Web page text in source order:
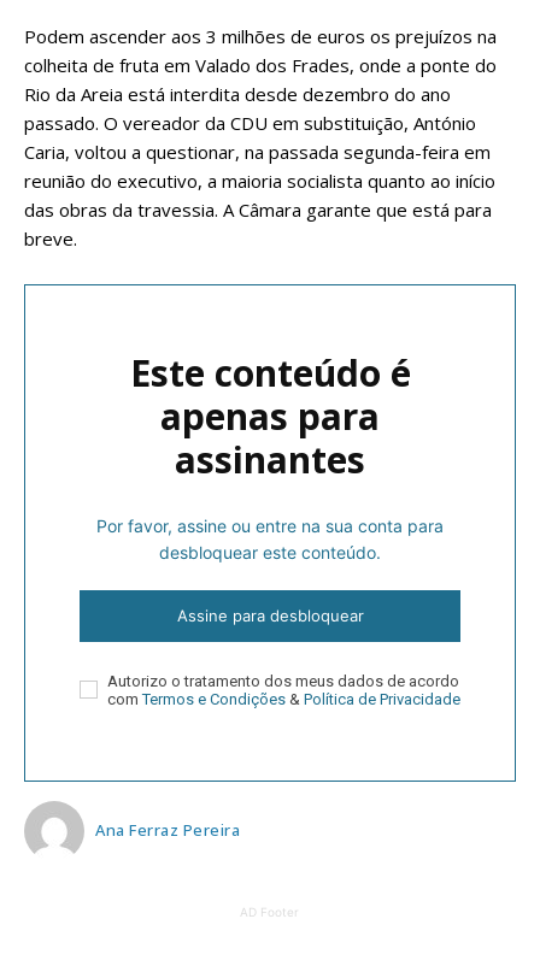
Podem ascender aos 3 milhões de euros os prejuízos na
colheita de fruta em Valado dos Frades, onde a ponte do
Rio da Areia está interdita desde dezembro do ano
passado. O vereador da CDU em substituição, António
Caria, voltou a questionar, na passada segunda-feira em
reunião do executivo, a maioria socialista quanto ao início
das obras da travessia. A Câmara garante que está para
breve.
Este conteúdo é
apenas para
assinantes
Por favor, assine ou entre na sua conta para
desbloquear este conteúdo.
Assine para desbloquear
Autorizo o tratamento dos meus dados de acordo
comTermos e Condições & Política de Privacidade
Ana Ferraz Pereira
AD Footer